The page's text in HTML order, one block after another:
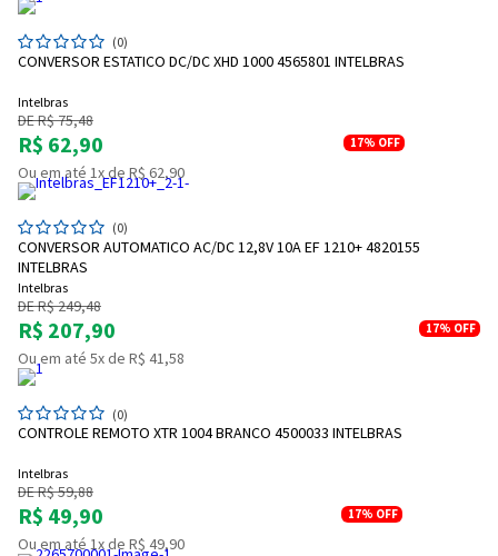
(0)
CONVERSOR ESTATICO DC/DC XHD 1000 4565801 INTELBRAS
Intelbras
DE R$ 75,48
R$ 62,90 17% OFF
Ou em até 1x de R$ 62,90
(0)
CONVERSOR AUTOMATICO AC/DC 12,8V 10A EF 1210+ 4820155
INTELBRAS
Intelbras
DE R$ 249,48
R$ 207,90 17% OFF
Ou em até 5x de R$ 41,58
(0)
CONTROLE REMOTO XTR 1004 BRANCO 4500033 INTELBRAS
Intelbras
DE R$ 59,88
R$ 49,90 17% OFF
Ou em até 1x de R$ 49,90